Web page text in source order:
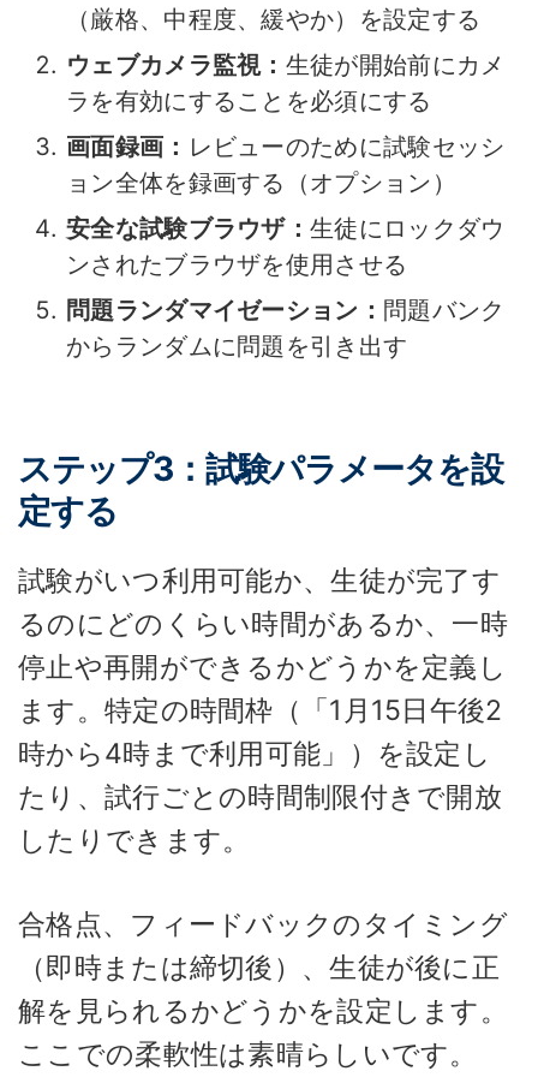
（厳格、中程度、緩やか）を設定する
ウェブカメラ監視： 生徒が開始前にカメ
ラを有効にすることを必須にする
画面録画： レビューのために試験セッシ
ョン全体を録画する（オプション）
安全な試験ブラウザ： 生徒にロックダウ
ンされたブラウザを使用させる
問題ランダマイゼーション： 問題バンク
からランダムに問題を引き出す
ステップ3：試験パラメータを設
定する
試験がいつ利用可能か、生徒が完了す
るのにどのくらい時間があるか、一時
停止や再開ができるかどうかを定義し
ます。特定の時間枠（「1月15日午後2
時から4時まで利用可能」）を設定し
たり、試行ごとの時間制限付きで開放
したりできます。
合格点、フィードバックのタイミング
（即時または締切後）、生徒が後に正
解を見られるかどうかを設定します。
ここでの柔軟性は素晴らしいです。